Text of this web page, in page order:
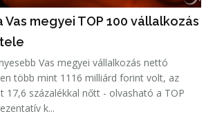
Vas megyei TOP 100 vállalkozás
Vas megyei vállalkozás nettó
több mint 1116 milliárd forint volt, az
17,6 százalékkal nőtt - olvasható a TOP
k...